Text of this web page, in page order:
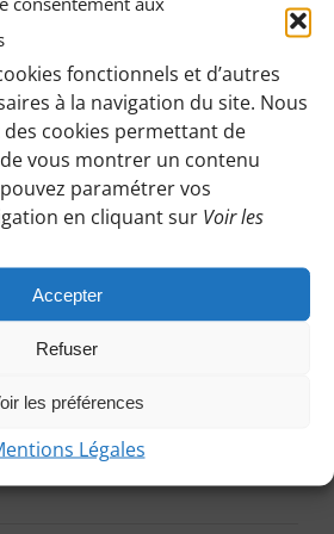
fonctionnels et d’autres
à la navigation du site. Nous
cookies permettant de
vous montrer un contenu
paramétrer vos
en cliquant sur Voir les
Accepter
Refuser
les préférences
Légales
vues
rus et Jules